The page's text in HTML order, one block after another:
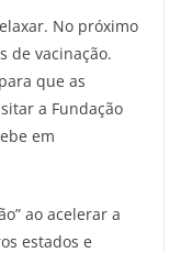
No próximo
de vacinação.
que as
a Fundação
em
ao acelerar a
estados e